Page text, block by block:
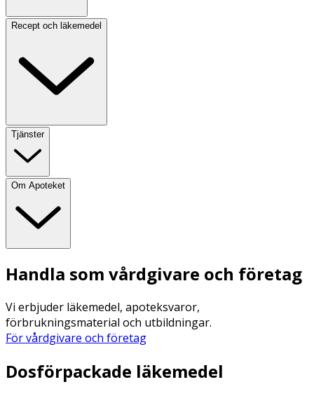
Recept och läkemedel
Tjänster
Om Apoteket
Handla som vårdgivare och företag
Vi erbjuder läkemedel, apoteksvaror,
förbrukningsmaterial och utbildningar.
För vårdgivare och företag
Dosförpackade läkemedel